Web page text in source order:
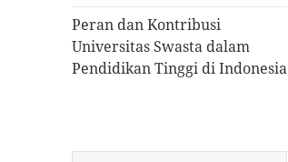
Peran dan Kontribusi
Universitas Swasta dalam
Pendidikan Tinggi di Indonesia